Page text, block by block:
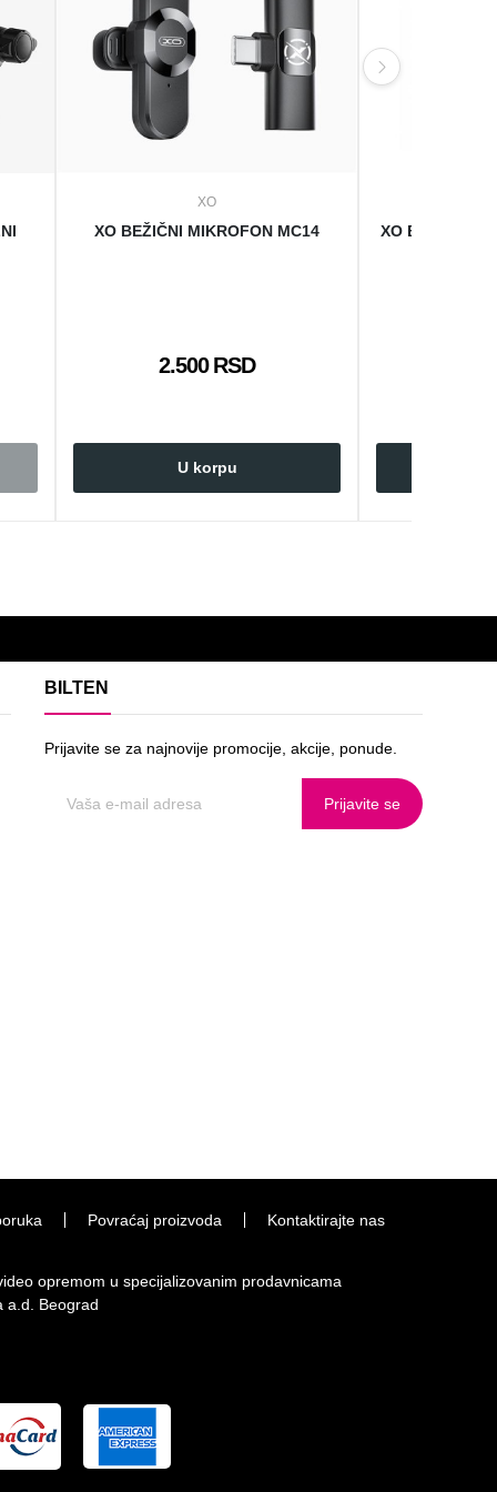
XO
XO BEŽIČNI MIKROFON MC14
2.500 RSD
U korpu
XO
BILTEN
Prijavite se za najnovije promocije, akcije, ponude.
Prijavite se
Povraćaj proizvoda Kontaktirajte nas
opremom u specijalizovanim prodavnicama
a.d. Beograd